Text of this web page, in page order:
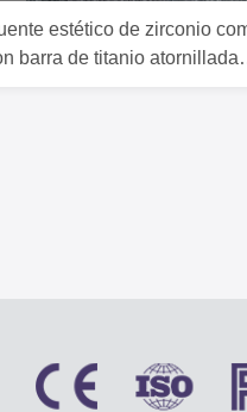
estético de zirconio
barra de titanio atornillada